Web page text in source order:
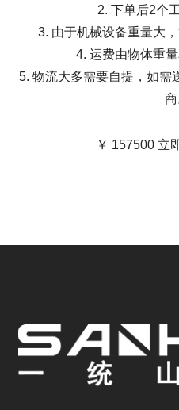
2. 下单后2个
3. 由于机械设备重量大
4. 运费由物体重
5. 物流大多需要自提，如需
商
￥ 157500 立